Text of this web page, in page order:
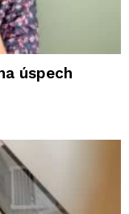
úspech